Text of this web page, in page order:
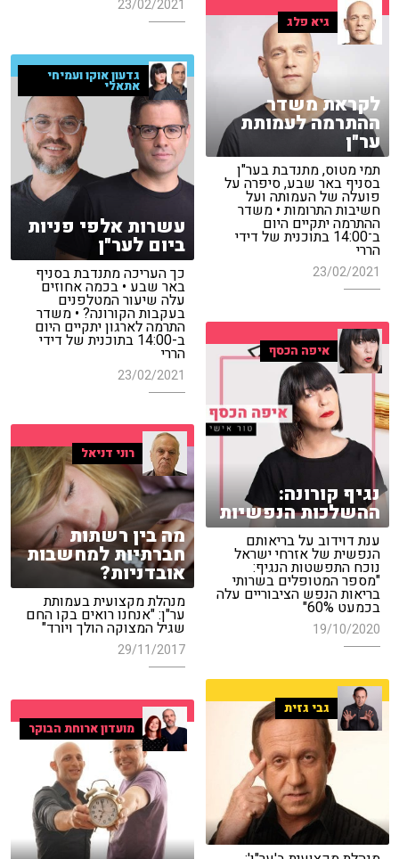
23/02/2021
גיא פלג
לקראת משדר
ההתרמה לעמותת
ער"ן
תמי מטוס, מתנדבת בער"ן
בסניף באר שבע, סיפרה על
פועלה של העמותה ועל
חשיבות התרומות • משדר
ההתרמה יתקיים היום
ב־14:00 בתוכנית של דידי
הררי
23/02/2021
גדעון אוקו ועמיחי
אתאלי
עשרות אלפי פניות
ביום לער"ן
כך העריכה מתנדבת בסניף
באר שבע • בכמה אחוזים
עלה שיעור המטלפנים
בעקבות הקורונה? • משדר
התרמה לארגון יתקיים היום
ב-14:00 בתוכנית של דידי
הררי
23/02/2021
איפה הכסף
נגיף קורונה:
ההשלכות הנפשיות
ענת דוידוב על בריאותם
הנפשית של אזרחי ישראל
נוכח התפשטות הנגיף:
"מספר המטופלים בשרותי
בריאות הנפש הציבוריים עלה
בכמעט 60%"
19/10/2020
רוני דניאל
מה בין רשתות
חברתיות למחשבות
אובדניות?
מנהלת מקצועית בעמותת
ער"ן: "אנחנו רואים בקו החם
שגיל המצוקה הולך ויורד"
29/11/2017
גבי גזית
מועדון ארוחת הבוקר